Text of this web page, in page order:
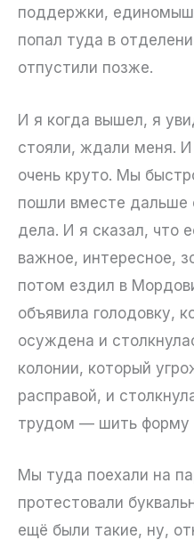
поддержки,
попал туда в
отпустили позже.
И я когда вышел, я
стояли, ждали меня.
очень круто. Мы
пошли вместе дальше
дела. И я сказал, что
важное, интересное,
потом ездил в
объявила голодовку,
осуждена и
колонии, который
расправой, и
трудом — шить форму
Мы туда поехали на
протестовали
ещё были такие, ну,